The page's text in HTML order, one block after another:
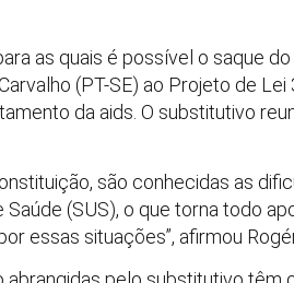
as quais é possível o saque
(PT-SE) ao Projeto de
da aids. O substitutivo
são conhecidas as
(SUS), o que torna todo
essas situações”, afirmou